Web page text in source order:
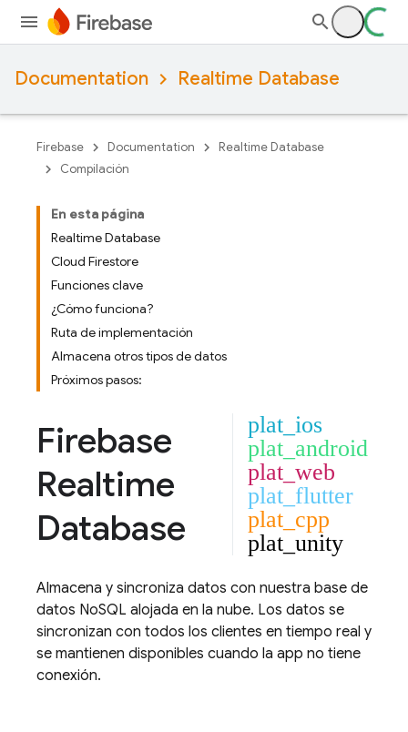
Documentation Realtime Database
Firebase Documentation
Realtime Database
Compilación
En esta página
Realtime Database
Cloud Firestore
Funciones clave
¿Cómo funciona?
Ruta de implementación
Almacena otros tipos de datos
Próximos pasos:
Firebase
Realtime
Database
plat_ios
plat_android
plat_web
plat_flutter
plat_cpp
plat_unity
Almacena y sincroniza datos con nuestra base de
datos NoSQL alojada en la nube. Los datos se
sincronizan con todos los clientes en tiempo real y
se mantienen disponibles cuando la app no tiene
conexión.